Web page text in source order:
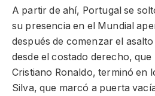
A partir de ahí, Portugal se
su presencia en el Mundial
después de comenzar el
desde el costado derecho,
Cristiano Ronaldo, terminó en
Silva, que marcó a puerta